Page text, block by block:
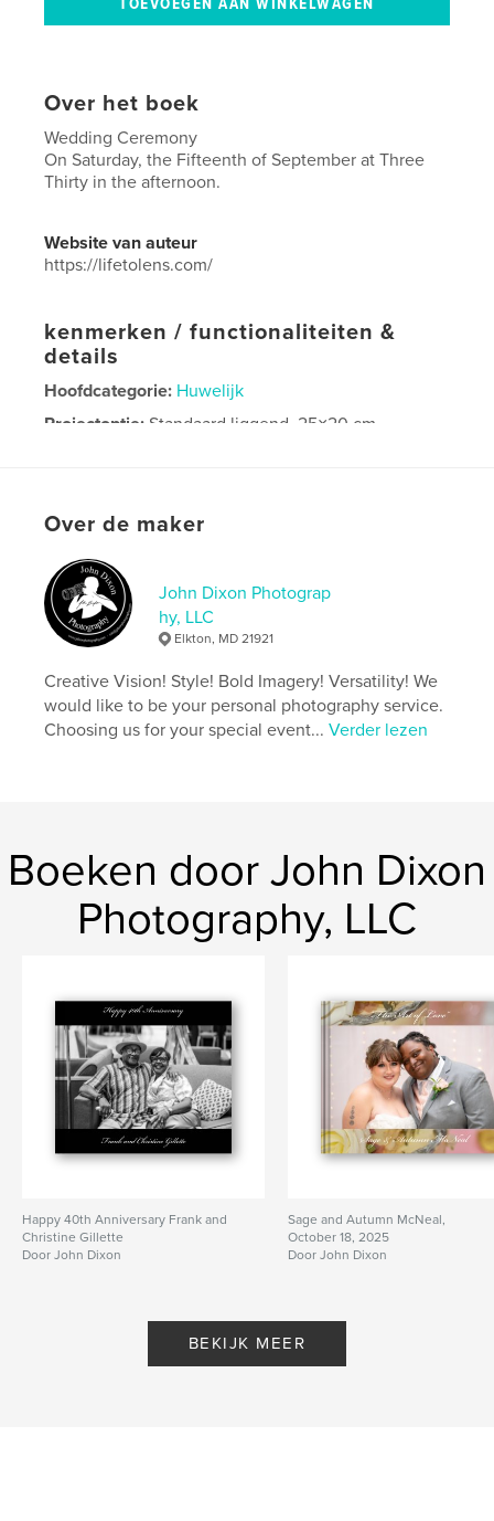
Over het boek
Wedding Ceremony
On Saturday, the Fifteenth of September at Three
Thirty in the afternoon.
Website van auteur
https://lifetolens.com/
kenmerken / functionaliteiten &
details
Hoofdcategorie: Huwelijk
Projectoptie: Standaard liggend, 25×20 cm
Taal
English
Over de maker
John Dixon Photograp
hy, LLC
Elkton, MD 21921
Creative Vision! Style! Bold Imagery! Versatility! We
would like to be your personal photography service.
Choosing us for your special event...Verder lezen
Boeken door John Dixon
Photography, LLC
Happy 40th Anniversary Frank and
Christine Gillette
Door John Dixon
Sage and Autumn McNeal,
October 18, 2025
Door John Dixon
BEKIJK MEER